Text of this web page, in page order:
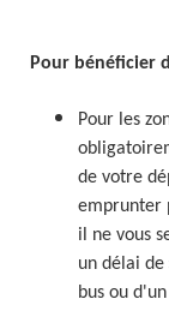
Pour bénéficier
Pour les
de votre
emprunter
il ne vous
un délai
bus ou